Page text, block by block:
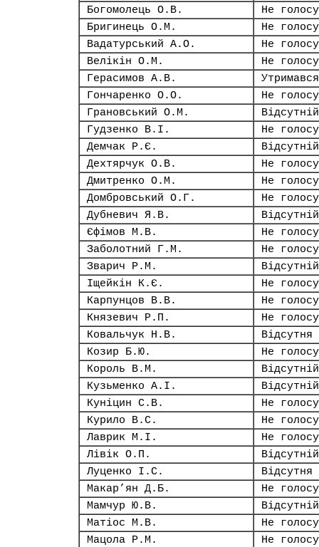
Богомолець О.В.
Не
Бригинець О.М.
Не
Вадатурський А.О.
Не
Велікін О.М.
Не
Герасимов А.В.
Утримався
Гончаренко О.О.
Не
Грановський О.М.
Відсутній
Гудзенко В.І.
Не
Демчак Р.Є.
Відсутній
Дехтярчук О.В.
Не
Дмитренко О.М.
Не
Домбровський О.Г.
Не
Дубневич Я.В.
Відсутній
Єфімов М.В.
Не
Заболотний Г.М.
Не
Зварич Р.М.
Відсутній
Іщейкін К.Є.
Не
Карпунцов В.В.
Не
Князевич Р.П.
Не
Ковальчук Н.В.
Відсутня
Козир Б.Ю.
Не
Король В.М.
Відсутній
Кузьменко А.І.
Відсутній
Куніцин С.В.
Не
Курило В.С.
Не
Лаврик М.І.
Не
Лівік О.П.
Відсутній
Луценко І.С.
Відсутня
Макар’ян Д.Б.
Не
Мамчур Ю.В.
Відсутній
Матіос М.В.
Не
Мацола Р.М.
Не